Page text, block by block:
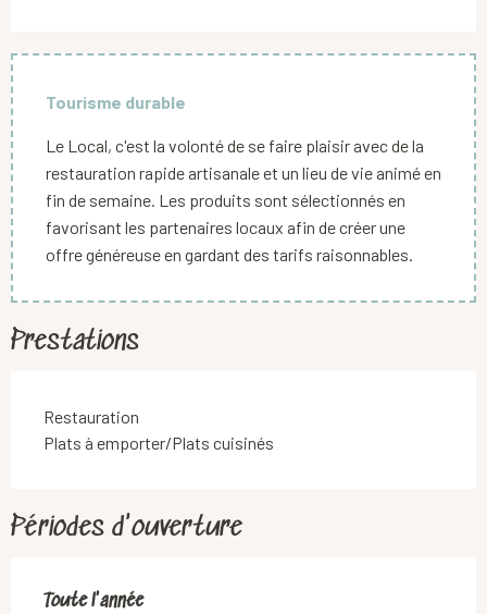
Tourisme durable
Le Local, c'est la volonté de se faire plaisir avec de la
restauration rapide artisanale et un lieu de vie animé en
fin de semaine. Les produits sont sélectionnés en
favorisant les partenaires locaux afin de créer une
offre généreuse en gardant des tarifs raisonnables.
Prestations
Restauration
Plats à emporter/Plats cuisinés
Périodes d'ouverture
Toute l'année
Toute l'année